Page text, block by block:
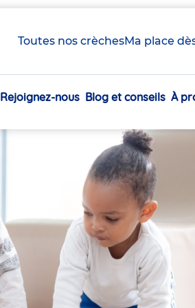
Toutes nos crèchesMa place
Navigation
Rejoignez-nous Blog et conseils À